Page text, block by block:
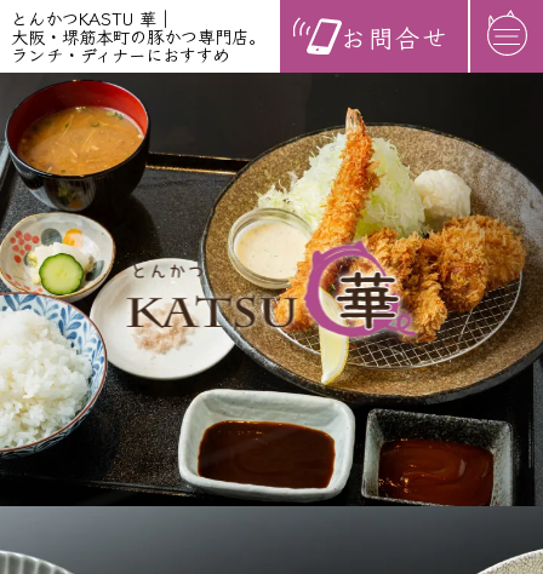
とんかつKASTU 華｜
大阪・堺筋本町の豚かつ専門店。
ランチ・ディナーにおすすめ お問合せ